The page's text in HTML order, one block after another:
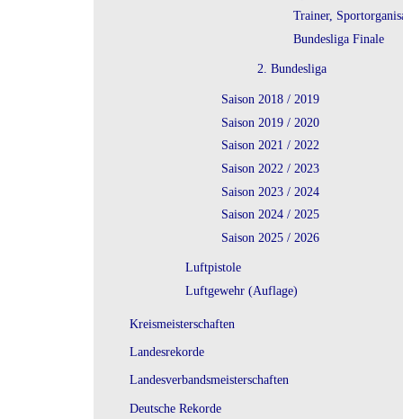
Trainer,
Bundesliga Finale
2. Bundesliga
Saison 2018 / 2019
Saison 2019 / 2020
Saison 2021 / 2022
Saison 2022 / 2023
Saison 2023 / 2024
Saison 2024 / 2025
Saison 2025 / 2026
Luftpistole
Luftgewehr (Auflage)
Kreismeisterschaften
Landesrekorde
Landesverbandsmeisterschaften
Deutsche Rekorde